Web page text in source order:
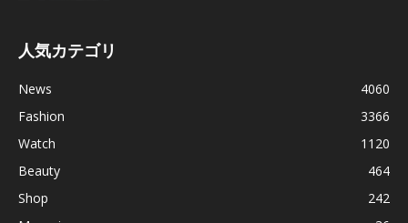
人気カテゴリ
News
4060
Fashion
3366
Watch
1120
Beauty
464
Shop
242